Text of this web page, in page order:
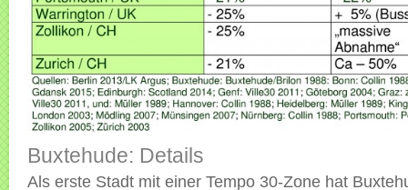
Buxtehude: Details
Als erste Stadt mit einer Tempo 30-Zone hat